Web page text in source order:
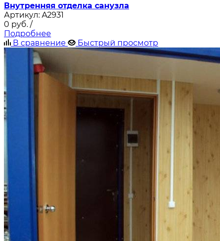
Внутренняя отделка санузла
Артикул: A2931
0 руб. /
Подробнее
В сравнение
Быстрый просмотр